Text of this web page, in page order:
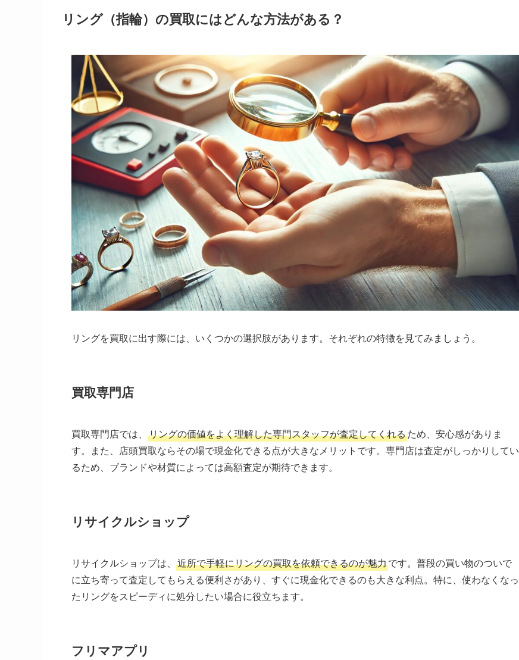
リング（指輪）の買取にはどんな方法がある？
リングを買取に出す際には、いくつかの選択肢があります。それぞれの特徴を見てみましょう。
買取専門店
買取専門店では、 リングの価値をよく理解した専門スタッフが査定してくれるため、安心感がありま
す。また、店頭買取ならその場で現金化できる点が大きなメリットです。専門店は査定がしっかりしてい
るため、ブランドや材質によっては高額査定が期待できます。
リサイクルショップ
リサイクルショップは、 近所で手軽にリングの買取を依頼できるのが魅力です。普段の買い物のついで
に立ち寄って査定してもらえる便利さがあり、すぐに現金化できるのも大きな利点。特に、使わなくなっ
たリングをスピーディに処分したい場合に役立ちます。
フリマアプリ